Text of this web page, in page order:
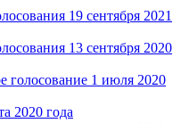
19 сентября 2021
13 сентября 2020
голосование 1 июля 2020
2020 года